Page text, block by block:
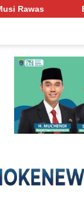
LINTAH